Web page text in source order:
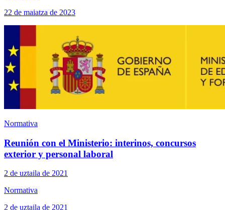
22 de maiatza de 2023
Normativa
Reunión con el Ministerio: interinos, concursos
exterior y personal laboral
2 de uztaila de 2021
Normativa
2 de uztaila de 2021